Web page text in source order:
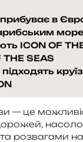
в
ICON OF
THE SEAS
— це
роз­ва­га­ми